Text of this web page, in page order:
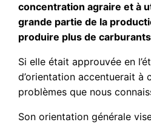
concentration agraire et à
grande partie de la
produire plus de
Si elle était approuvée en
d’orientation accentuerait à
problèmes que nous
Son orientation générale